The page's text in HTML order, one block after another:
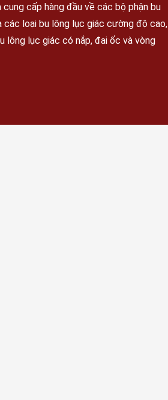
cấp hàng đầu về các bộ phận bu
loại bu lông lục giác cường độ cao,
lông lục giác có nắp, đai ốc và vòng